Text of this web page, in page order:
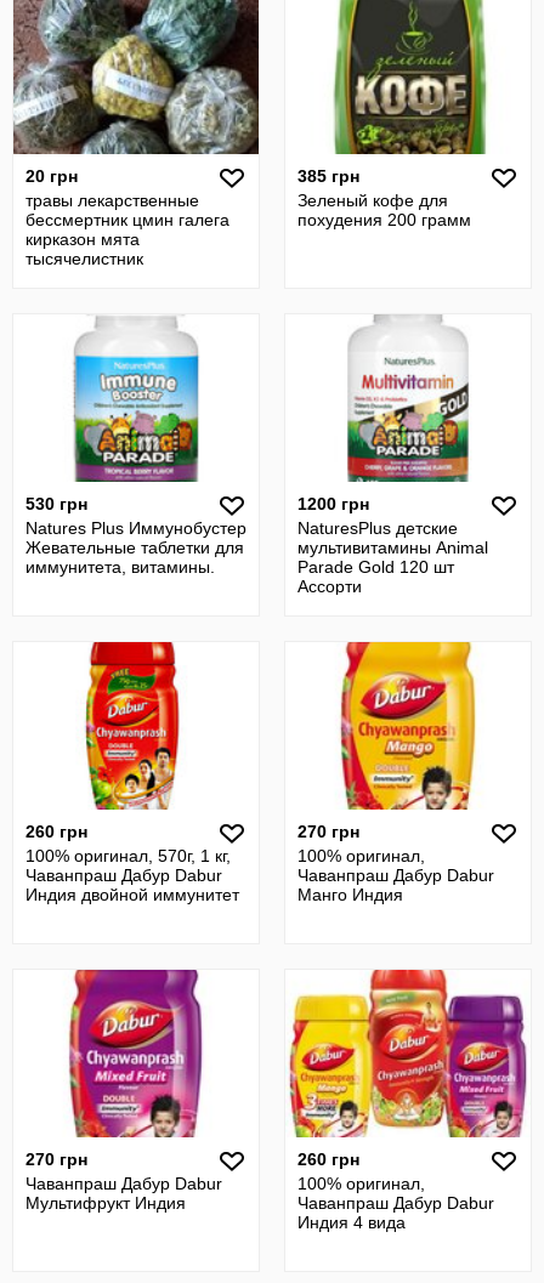
20 грн
травы лекарственные
бессмертник цмин галега
кирказон мята
тысячелистник
385 грн
Зеленый кофе для
похудения 200 грамм
530 грн
Natures Plus Иммунобустер
Жевательные таблетки для
иммунитета, витамины.
1200 грн
NaturesPlus детские
мультивитамины Animal
Parade Gold 120 шт
Ассорти
260 грн
100% оригинал, 570г, 1 кг,
Чаванпраш Дабур Dabur
Индия двойной иммунитет
270 грн
100% оригинал,
Чаванпраш Дабур Dabur
Манго Индия
270 грн
Чаванпраш Дабур Dabur
Мультифрукт Индия
260 грн
100% оригинал,
Чаванпраш Дабур Dabur
Индия 4 вида